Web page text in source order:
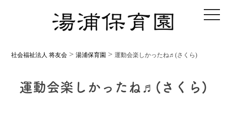
社会福祉法人 将友会 >湯浦保育園 >運動会楽しかったね♬(さくら)
運動会楽しかったね♬(さくら)